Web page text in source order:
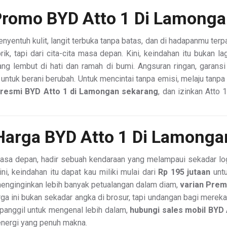
BYD Atto 1 Di
kulit, langit terbuka tanpa batas, dan di hadapanmu
tapi dari cita-cita masa depan. Kini, keindahan itu bukan
lembut di hati dan ramah di bumi. Angsuran ringan,
berani berubah. Untuk mencintai tanpa emisi, melaju
BYD Atto 1 di Lamongan sekarang, dan izinkan Atto
BYD Atto 1 Di
depan, hadir sebuah kendaraan yang melampaui sekadar
keindahan itu dapat kau miliki mulai dari Rp 195 jutaan
lebih banyak petualangan dalam diam,varian
ini bukan sekadar angka di brosur, tapi undangan bagi
untuk mengenal lebih dalam, hubungi sales mobil
yang penuh makna.